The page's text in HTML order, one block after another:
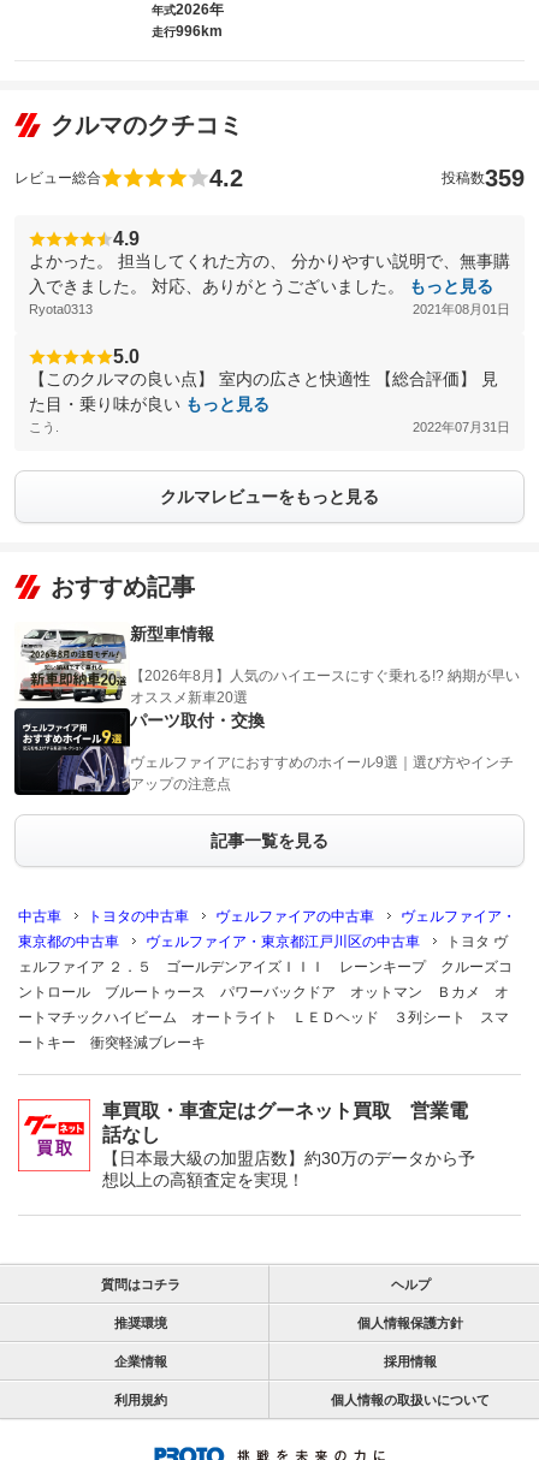
年式2026年
走行996km
クルマのクチコミ
レビュー総合 4.2 投稿数359
4.9
よかった。 担当してくれた方の、 分かりやすい説明で、無事購
入できました。 対応、ありがとうございました。
もっと見る
Ryota0313 2021年08月01日
5.0
【このクルマの良い点】 室内の広さと快適性 【総合評価】 見
た目・乗り味が良い もっと見る
こう. 2022年07月31日
クルマレビューをもっと見る
おすすめ記事
新型車情報
【2026年8月】人気のハイエースにすぐ乗れる!? 納期が早い
オススメ新車20選
パーツ取付・交換
ヴェルファイアにおすすめのホイール9選｜選び方やインチ
アップの注意点
記事一覧を見る
中古車 トヨタの中古車 ヴェルファイアの中古車
ヴェルファイア・
東京都の中古車
ヴェルファイア・東京都江戸川区の中古車
トヨタ ヴ
ェルファイア ２．５ ゴールデンアイズＩＩＩ レーンキープ クルーズコ
ントロール ブルートゥース パワーバックドア オットマン Ｂカメ オ
ートマチックハイビーム オートライト ＬＥＤヘッド ３列シート スマ
ートキー 衝突軽減ブレーキ
車買取・車査定はグーネット買取 営業電
話なし
【日本最大級の加盟店数】約30万のデータから予
想以上の高額査定を実現！
質問はコチラ ヘルプ
推奨環境 個人情報保護方針
企業情報 採用情報
利用規約 個人情報の取扱いについて